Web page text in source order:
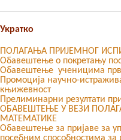
Укратко
ПОЛАГАЊА ПРИЈЕМНОГ
Обавештење о покретању
Обавештење ученицима
Промоција научно-
књижевност
Прелиминарни резултати
ОБАВЕШТЕЊЕ У ВЕЗИ
МАТЕМАТИКЕ
Oбавештење за пријаве за